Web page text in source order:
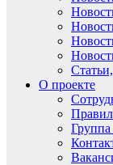
О проекте